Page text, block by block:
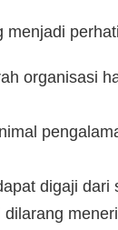
menjadi
organisasi
digaji